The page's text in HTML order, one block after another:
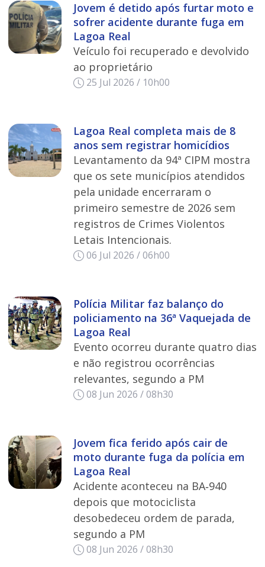
Jovem é detido após furtar moto e
sofrer acidente durante fuga em
Lagoa Real
Veículo foi recuperado e devolvido
ao proprietário
25 Jul 2026 / 10h00
Lagoa Real completa mais de 8
anos sem registrar homicídios
Levantamento da 94ª CIPM mostra
que os sete municípios atendidos
pela unidade encerraram o
primeiro semestre de 2026 sem
registros de Crimes Violentos
Letais Intencionais.
06 Jul 2026 / 06h00
Polícia Militar faz balanço do
policiamento na 36ª Vaquejada de
Lagoa Real
Evento ocorreu durante quatro dias
e não registrou ocorrências
relevantes, segundo a PM
08 Jun 2026 / 08h30
Jovem fica ferido após cair de
moto durante fuga da polícia em
Lagoa Real
Acidente aconteceu na BA‑940
depois que motociclista
desobedeceu ordem de parada,
segundo a PM
08 Jun 2026 / 08h30